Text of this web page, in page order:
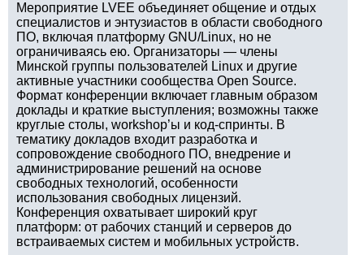
Мероприятие LVEE объединяет общение и отдых
специалистов и энтузиастов в области свободного
ПО, включая платформу GNU/Linux, но не
ограничиваясь ею. Организаторы — члены
Минской группы пользователей Linux и другие
активные участники сообщества Open Source.
Формат конференции включает главным образом
доклады и краткие выступления; возможны также
круглые столы, workshop’ы и код-спринты. В
тематику докладов входит разработка и
сопровождение свободного ПО, внедрение и
администрирование решений на основе
свободных технологий, особенности
использования свободных лицензий.
Конференция охватывает широкий круг
платформ: от рабочих станций и серверов до
встраиваемых систем и мобильных устройств.